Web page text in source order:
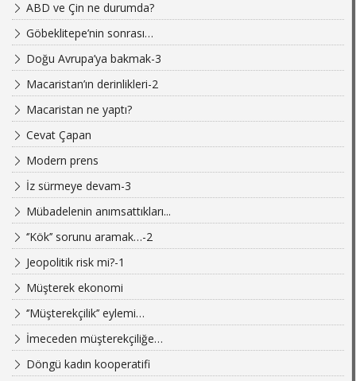
ABD ve Çin ne durumda?
Göbeklitepe’nin sonrası…
Doğu Avrupa’ya bakmak-3
Macaristan’ın derinlikleri-2
Macaristan ne yaptı?
Cevat Çapan
Modern prens
İz sürmeye devam-3
Mübadelenin anımsattıkları...
‘’Kök’’ sorunu aramak…-2
Jeopolitik risk mi?-1
Müşterek ekonomi
‘’Müşterekçilik’’ eylemi…
İmeceden müşterekçiliğe…
Döngü kadın kooperatifi